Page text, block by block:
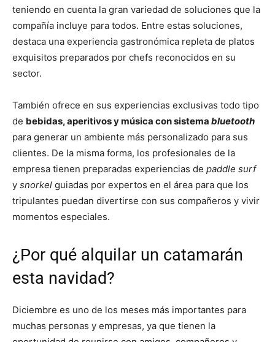
teniendo en cuenta la gran variedad de soluciones que la
compañía incluye para todos. Entre estas soluciones,
destaca una experiencia gastronómica repleta de platos
exquisitos preparados por chefs reconocidos en su
sector.
También ofrece en sus experiencias exclusivas todo tipo
de bebidas, aperitivos y música con sistema bluetooth
para generar un ambiente más personalizado para sus
clientes. De la misma forma, los profesionales de la
empresa tienen preparadas experiencias de paddle surf
y snorkel guiadas por expertos en el área para que los
tripulantes puedan divertirse con sus compañeros y vivir
momentos especiales.
¿Por qué alquilar un catamarán
esta navidad?
Diciembre es uno de los meses más importantes para
muchas personas y empresas, ya que tienen la